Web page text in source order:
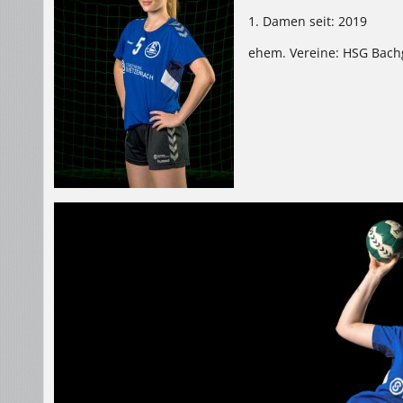
1. Damen seit: 2019
ehem. Vereine: HSG